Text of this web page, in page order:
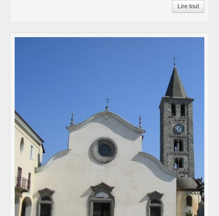
Lire tout